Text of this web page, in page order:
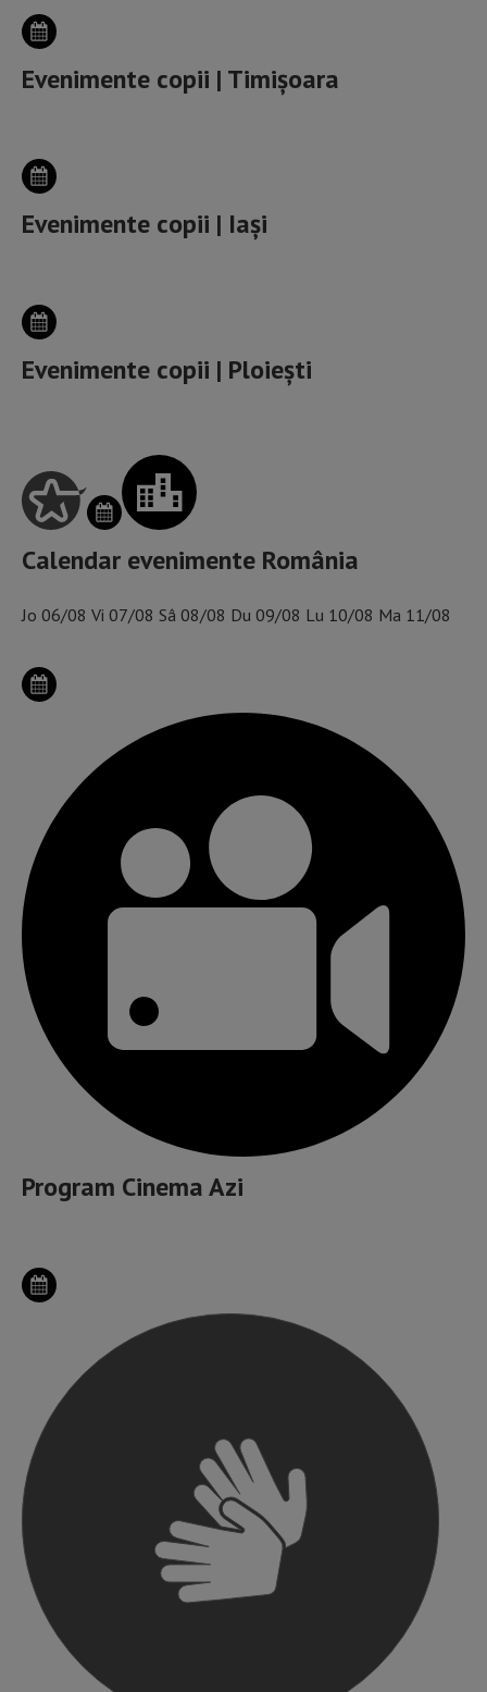
Evenimente copii | Timișoara
Evenimente copii | Iași
Evenimente copii | Ploiești
Calendar evenimente România
Jo 06/08 Vi 07/08 Sâ 08/08 Du 09/08 Lu 10/08 Ma 11/08
Program Cinema Azi